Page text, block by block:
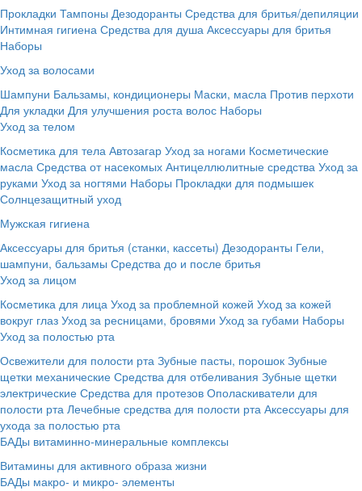
Прокладки Тампоны Дезодоранты Средства для бритья/депиляции
Интимная гигиена Средства для душа Аксессуары для бритья
Наборы
Уход за волосами
Шампуни Бальзамы, кондиционеры Маски, масла Против перхоти
Для укладки Для улучшения роста волос Наборы
Уход за телом
Косметика для тела Автозагар Уход за ногами Косметические
масла Средства от насекомых Антицеллюлитные средства Уход за
руками Уход за ногтями Наборы Прокладки для подмышек
Солнцезащитный уход
Мужская гигиена
Аксессуары для бритья (станки, кассеты) Дезодоранты Гели,
шампуни, бальзамы Средства до и после бритья
Уход за лицом
Косметика для лица Уход за проблемной кожей Уход за кожей
вокруг глаз Уход за ресницами, бровями Уход за губами Наборы
Уход за полостью рта
Освежители для полости рта Зубные пасты, порошок Зубные
щетки механические Средства для отбеливания Зубные щетки
электрические Средства для протезов Ополаскиватели для
полости рта Лечебные средства для полости рта Аксессуары для
ухода за полостью рта
БАДы витаминно-минеральные комплексы
Витамины для активного образа жизни
БАДы макро- и микро- элементы